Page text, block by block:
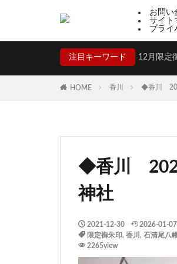
お問い
サイト
プライ
注目キーワード 12月限定
HOME 香川 ◆香川
◆香川
神社
2021-12-30 2026-01-07
限定御朱印, 香川 , 石清尾八
2265view